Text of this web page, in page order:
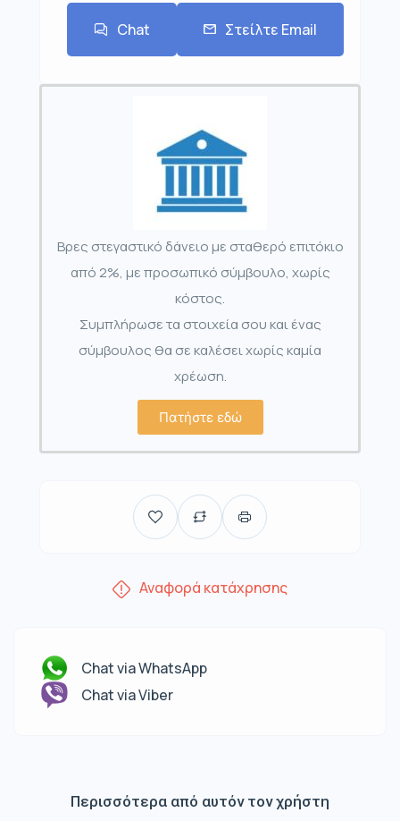
Chat Στείλτε Email
Βρες στεγαστικό δάνειο με σταθερό επιτόκιο
από 2%, με προσωπικό σύμβουλο, χωρίς
κόστος.
Συμπλήρωσε τα στοιχεία σου και ένας
σύμβουλος θα σε καλέσει χωρίς καμία
χρέωση.
Πατήστε εδώ
Αναφορά κατάχρησης
Chat via WhatsApp
Chat via Viber
Περισσότερα από αυτόν τον χρήστη